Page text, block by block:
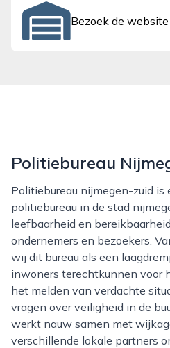
Bezoek de website
Politiebureau
Politiebureau nijmegen-zuid is een belangrijk wijkgericht
politiebureau in de stad
leefbaarheid en
ondernemers en bezoekers.
wij dit bureau als een
inwoners terechtkunnen voor
het melden van verdachte
vragen over veiligheid in de
werkt nauw samen met
verschillende lokale partners